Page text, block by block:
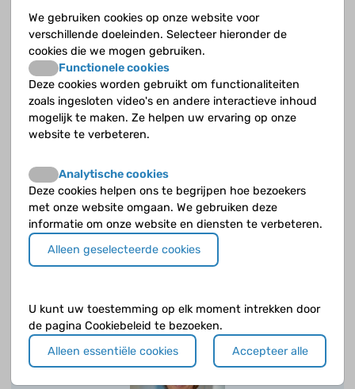
Door Pauline op 24 oktober 2016
Ingrediënten voor een taart met
Jeugdreuma
Door Pauline op 10 oktober 2016
We gebruiken cookies op onze website voor
verschillende doeleinden. Selecteer hieronder de
cookies die we mogen gebruiken.
Functionele cookies
Deze cookies worden gebruikt om functionaliteiten
zoals ingesloten video's en andere interactieve inhoud
mogelijk te maken. Ze helpen uw ervaring op onze
website te verbeteren.
Analytische cookies
Deze cookies helpen ons te begrijpen hoe bezoekers
met onze website omgaan. We gebruiken deze
informatie om onze website en diensten te verbeteren.
Alleen geselecteerde cookies
U kunt uw toestemming op elk moment intrekken door
de pagina Cookiebeleid te bezoeken.
Alleen essentiële cookies
Accepteer alle